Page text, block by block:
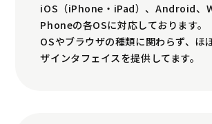
iOS（iPhone・iPad）、Android、
Phoneの各OSに対応しております。
OSやブラウザの種類に関わらず、ほ
ザインタフェイスを提供してます。